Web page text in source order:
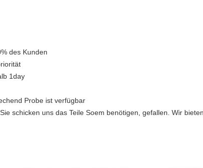
des Kunden
1day
Probe ist verfügbar
schicken uns das Teile Soem benötigen, gefallen. Wir